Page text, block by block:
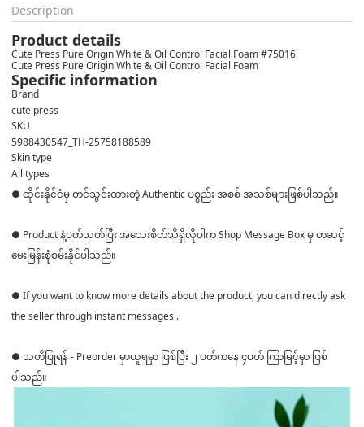
Description
Product details
Cute Press Pure Origin White & Oil Control Facial Foam #75016
Cute Press Pure Origin White & Oil Control Facial Foam
Specific information
Brand
cute press
SKU
5988430547_TH-25758188589
Skin type
All types
● ထိုင်းနိုင်ငံမှ တင်သွင်းထားတဲ့ Authentic ပစ္စည်း အစစ် အသစ်များဖြစ်ပါသည်။
● Product နဲ့ပတ်သတ်ပြီး အသေးစိတ်သိရှိလိုပါက Shop Message Box မှ တဆင့်
မေးမြန်းစုံစမ်းနိုင်ပါသည်။
● If you want to know more details about the product, you can directly ask
the seller through instant messages .
● သတိပြုရန် - Preorder မှာယူရမှာ ဖြစ်ပြီး ၂ ပတ်ကနေ ၄ပတ် ကြာမြင့်မှာ ဖြစ်
ပါသည်။